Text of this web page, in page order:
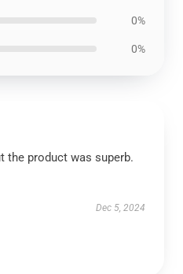
0%
0%
the product was superb.
Dec 5, 2024